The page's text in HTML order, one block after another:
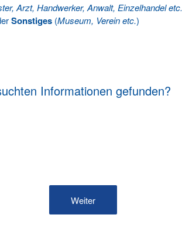
Arzt, Handwerker, Anwalt, Einzelhandel etc.
Sonstiges (Museum, Verein etc.)
Informationen gefunden?
Weiter